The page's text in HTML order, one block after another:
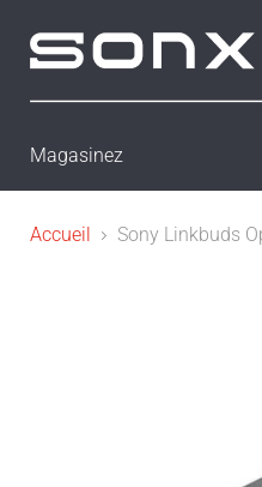
Magasinez
Accueil Sony Linkbuds